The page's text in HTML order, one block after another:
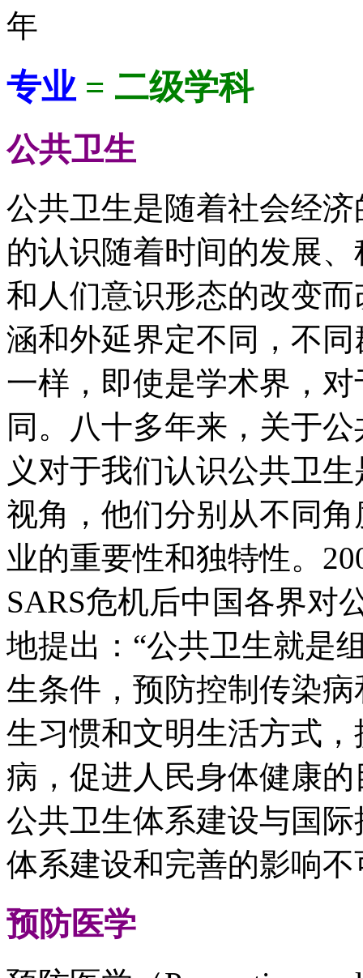
年
专业= 二级学科
公共卫生
公共卫生是随着社会经
的认识随着时间的发展
和人们意识形态的改变
涵和外延界定不同，不
一样，即使是学术界，
同。八十多年来，关于
义对于我们认识公共卫
视角，他们分别从不同
业的重要性和独特性。
SARS危机后中国各界对
地提出：“公共卫生就是
生条件，预防控制传染
生习惯和文明生活方式
病，促进人民身体健康
公共卫生体系建设与国
体系建设和完善的影响
预防医学